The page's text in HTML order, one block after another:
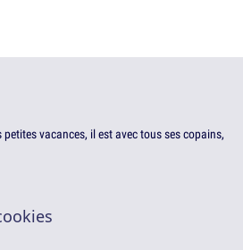
vacances, il est avec tous ses copains,